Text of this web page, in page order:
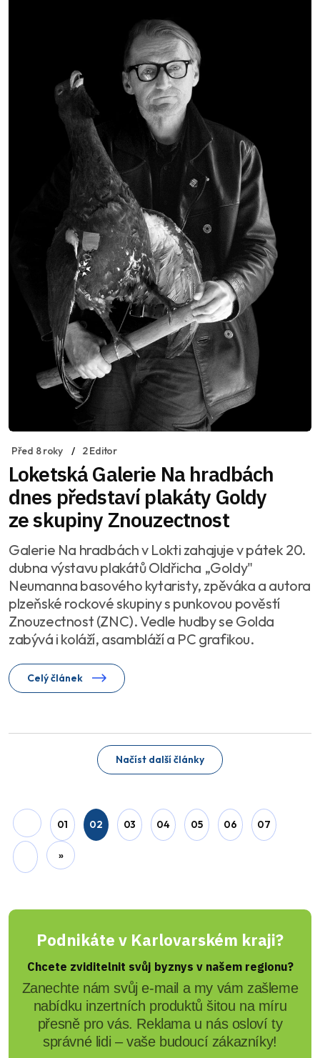
Před 8 roky 2 Editor
Loketská Galerie Na hradbách
dnes představí plakáty Goldy
ze skupiny Znouzectnost
Galerie Na hradbách v Lokti zahajuje v pátek 20.
dubna výstavu plakátů Oldřicha „Goldy"
Neumanna basového kytaristy, zpěváka a autora
plzeňské rockové skupiny s punkovou pověstí
Znouzectnost (ZNC). Vedle hudby se Golda
zabývá i koláží, asambláží a PC grafikou.
Celý článek
Načíst další články
01 02 03 04 05 06 07
»
Podnikáte v Karlovarském kraji?
Chcete zviditelnit svůj byznys v našem regionu?
Zanechte nám svůj e-mail a my vám zašleme
nabídku inzertních produktů šitou na míru
přesně pro vás. Reklama u nás osloví ty
správné lidi – vaše budoucí zákazníky!